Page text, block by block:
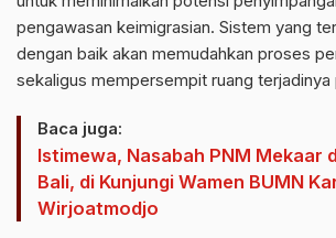
pengawasan keimigrasian. Sistem yang
dengan baik akan memudahkan proses
sekaligus mempersempit ruang terjadinya
Baca juga:
Istimewa, Nasabah PNM Mekaar
Bali, di Kunjungi Wamen BUMN
Wirjoatmodjo